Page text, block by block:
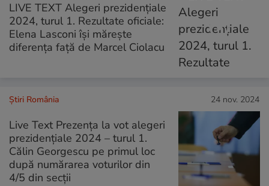
LIVE TEXT Alegeri prezidențiale
2024, turul 1. Rezultate oficiale:
Elena Lasconi își mărește
diferența față de Marcel Ciolacu
Știri România 24 nov. 2024
Live Text Prezenţa la vot alegeri
prezidenţiale 2024 – turul 1.
Călin Georgescu pe primul loc
după numărarea voturilor din
4/5 din secții